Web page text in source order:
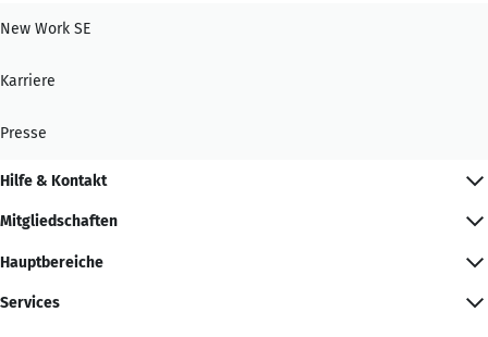
New Work SE
Karriere
Presse
Hilfe & Kontakt
Mitgliedschaften
Hauptbereiche
Services